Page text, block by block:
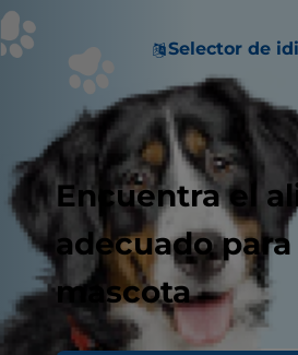
Selector de
Encuentra el
adecuado
mascota